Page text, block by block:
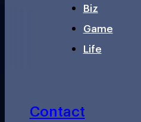
Biz
Game
Life
Contact